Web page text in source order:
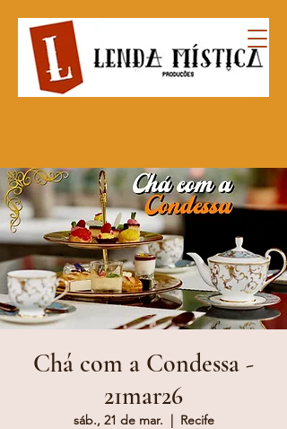
Chá com a Condessa -
21mar26
sáb., 21 de mar.
  |
Recife